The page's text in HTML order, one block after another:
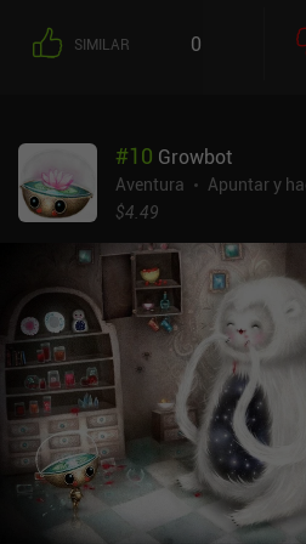
embargo, como la temporada
dispone de cinco días para resolver el caso. La
interactuar con expertos forenses,
conclusiones, falsificar órdenes de
poco, encerrar a los sospechosos entre rejas. Pero aquí
basado en la reacción, podemos
personas para descubrir verdades
voluntad propia. Estas secuencias
entre las partes visualmente más
su naturaleza críptica, están abiertas a
acción reduce nuestro tiempo
lo que nos hace preguntarnos
importante que deberíamos estar
físicamente imposible completarlo
menos que seamos lo
suerte, probablemente tendremos
con más perspectiva. Mindcop es un juego de pago tanto en
SIMILAR 0
#10 Growbot
Aventura
Apuntar y
$4.49